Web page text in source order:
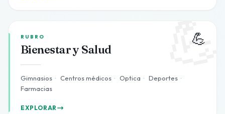
💪
RUBRO
Bienestar y Salud
Gimnasios · Centros médicos · Optica · Deportes ·
Farmacias
EXPLORAR